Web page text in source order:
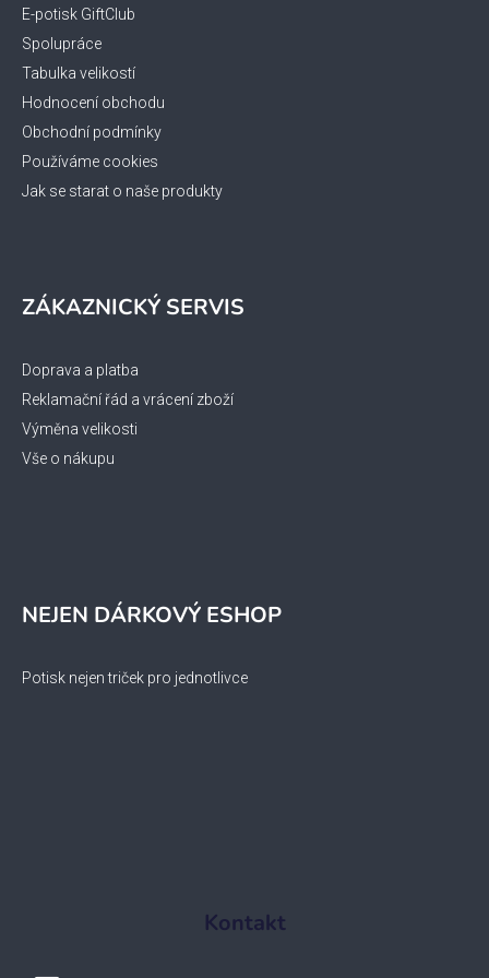
E-potisk GiftClub
Spolupráce
Tabulka velikostí
Hodnocení obchodu
Obchodní podmínky
Používáme cookies
Jak se starat o naše produkty
ZÁKAZNICKÝ SERVIS
Doprava a platba
Reklamační řád a vrácení zboží
Výměna velikosti
Vše o nákupu
NEJEN DÁRKOVÝ ESHOP
Potisk nejen triček pro jednotlivce
Kontakt